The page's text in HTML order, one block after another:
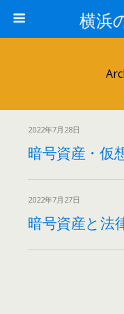
横浜
2022年7月28日
暗号資産・仮
2022年7月27日
暗号資産と法